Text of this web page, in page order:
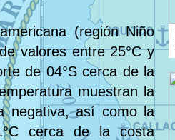
(región Niño
valores entre 25°C y
de 04°S cerca de la
muestran la
negativa, así como la
cerca de la costa